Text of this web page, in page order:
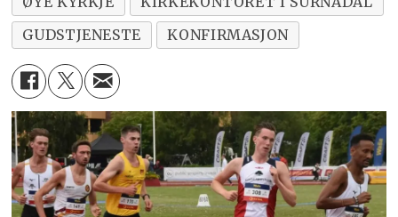
GUDSTJENESTE
KONFIRMASJON